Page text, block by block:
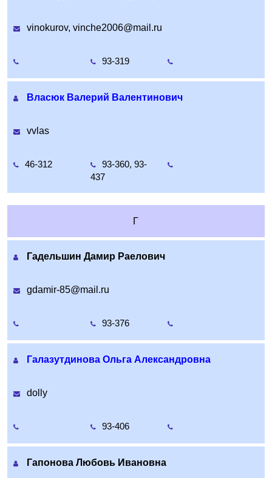
vinokurov, vinche2006@mail.ru
93-319
Власюк Валерий Валентинович
vvlas
46-312
93-360, 93-
437
Г
Гадельшин Дамир Раелович
gdamir-85@mail.ru
93-376
Галазутдинова Ольга Александровна
dolly
93-406
Гапонова Любовь Ивановна